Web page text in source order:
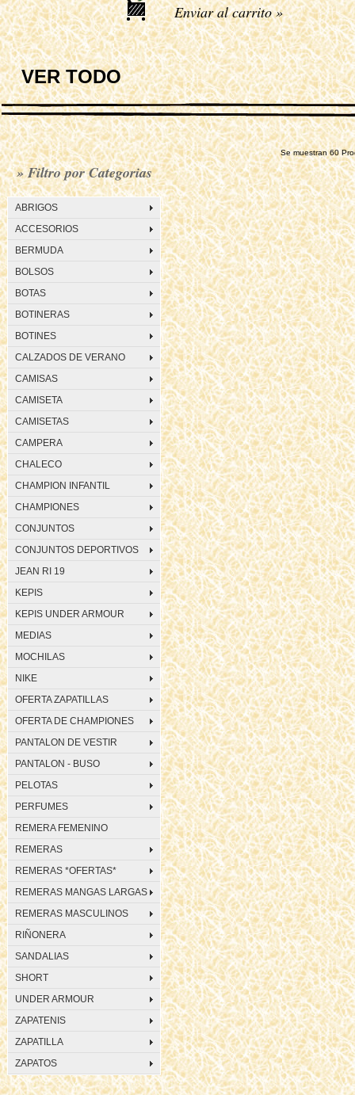
Enviar al carrito »
VER TODO
» Filtro por Categorias
ABRIGOS
ACCESORIOS
BERMUDA
BOLSOS
BOTAS
BOTINERAS
BOTINES
CALZADOS DE VERANO
CAMISAS
CAMISETA
CAMISETAS
CAMPERA
CHALECO
CHAMPION INFANTIL
CHAMPIONES
CONJUNTOS
CONJUNTOS DEPORTIVOS
JEAN RI 19
KEPIS
KEPIS UNDER ARMOUR
MEDIAS
MOCHILAS
NIKE
OFERTA ZAPATILLAS
OFERTA DE CHAMPIONES
PANTALON DE VESTIR
PANTALON - BUSO
PELOTAS
PERFUMES
REMERA FEMENINO
REMERAS
REMERAS *OFERTAS*
REMERAS MANGAS LARGAS
REMERAS MASCULINOS
RIÑONERA
SANDALIAS
SHORT
UNDER ARMOUR
ZAPATENIS
ZAPATILLA
ZAPATOS
Se muestran 60